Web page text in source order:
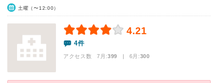
土曜（〜12:00）
4.21
4件
アクセス数 7月:399 | 6月:300